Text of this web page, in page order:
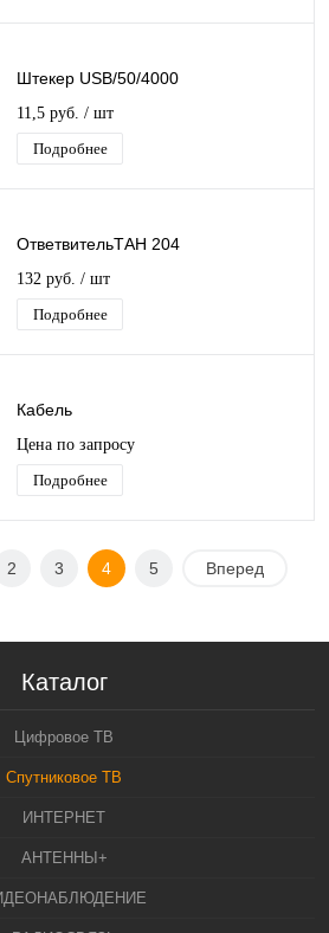
Штекер USB/50/4000
11,5 руб. / шт
Подробнее
ОтветвительТАН 204
132 руб. / шт
Подробнее
Кабель
Цена по запросу
Подробнее
2 3 4 5 Вперед
Каталог
Цифровое ТВ
Спутниковое ТВ
ИНТЕРНЕТ
АНТЕННЫ+